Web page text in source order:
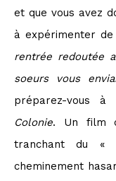
et que vous avez
à expérimenter
rentrée redoutée
soeurs vous
préparez-vous
Colonie. Un film
tranchant du
cheminement